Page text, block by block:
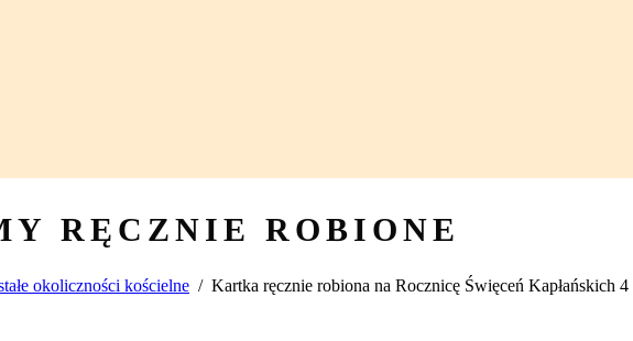
RĘCZNIE ROBIONE
okoliczności kościelne / Kartka ręcznie robiona na Rocznicę Święceń Kapłańskich 4